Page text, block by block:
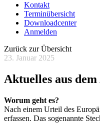
Kontakt
Terminübersicht
Downloadcenter
Anmelden
Zurück zur Übersicht
23. Januar 2025
Aktuelles aus
Worum geht es?
Nach einem Urteil des
erfassen. Das sogenannte